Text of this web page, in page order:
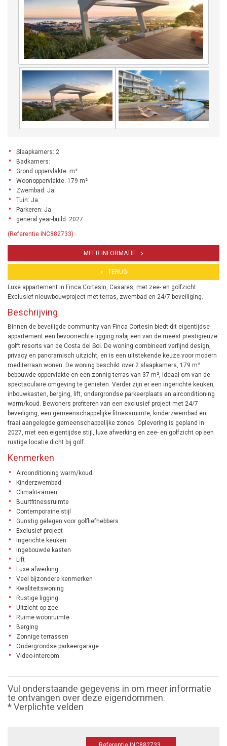
Slaapkamers: 2
Badkamers:
Grond oppervlakte: m²
Woonoppervlakte: 179 m²
Zwembad: Ja
Tuin: Ja
Parkeren: Ja
general.year-build: 2027
(Referentie INC882733)
MEER INFORMATIE
TERUG
Luxe appartement in Finca Cortesin, Casares, met zee- en golfzicht.
Exclusief nieuwbouwproject met terras, zwembad en 24/7 beveiliging.
Beschrijving
Binnen de beveiligde community van Finca Cortesin biedt dit eigentijdse
appartement een bevoorrechte ligging nabij een van de meest prestigieuze
golft resorts van de Costa del Sol. De woning combineert verfijnd design,
privacy en panoramisch uitzicht, en is een uitstekende keuze voor modern
mediterraan wonen. De woning beschikt over 2 slaapkamers, 179 m²
bebouwde oppervlakte en een zonnig terras van 37 m², ideaal om van de
spectaculaire omgeving te genieten. Verder zijn er een ingerichte keuken,
inbouwkasten, berging, lift, ondergrondse parkeerplaats en airconditioning
warm/koud. Bewoners profiteren van een exclusief project met 24/7
beveiliging, een gemeenschappelijke fitnessruimte, kinderzwembad en
fraai aangelegde gemeenschappelijke zones. Oplevering is gepland in
2027, met een eigentijdse stijl, luxe afwerking en zee- en golfzicht op een
rustige locatie dicht bij golf.
Kenmerken
Airconditioning warm/koud
Kinderzwembad
Climalit-ramen
Buurtfitnessruimte
Contemporaine stijl
Gunstig gelegen voor golfliefhebbers
Exclusief project
Ingerichte keuken
Ingebouwde kasten
Lift
Luxe afwerking
Veel bijzondere kenmerken
Kwaliteitswoning
Rustige ligging
Uitzicht op zee
Ruime woonruimte
Berging
Zonnige terrassen
Ondergrondse parkeergarage
Video-intercom
Vul onderstaande gegevens in om meer informatie
te ontvangen over deze eigendommen.
* Verplichte velden